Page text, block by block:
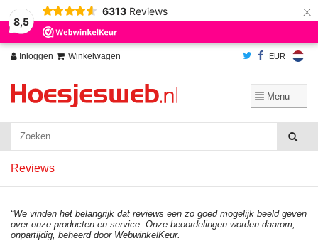
8,5
6313 Reviews ×
Inloggen Winkelwagen EUR
Reviews
“We vinden het belangrijk dat reviews een zo goed mogelijk beeld geven
over onze producten en service. Onze beoordelingen worden daarom,
onpartijdig, beheerd door WebwinkelKeur.
Wij slaan cookies op om onze website te verbeteren. Is dat akkoord?
Ja
Nee